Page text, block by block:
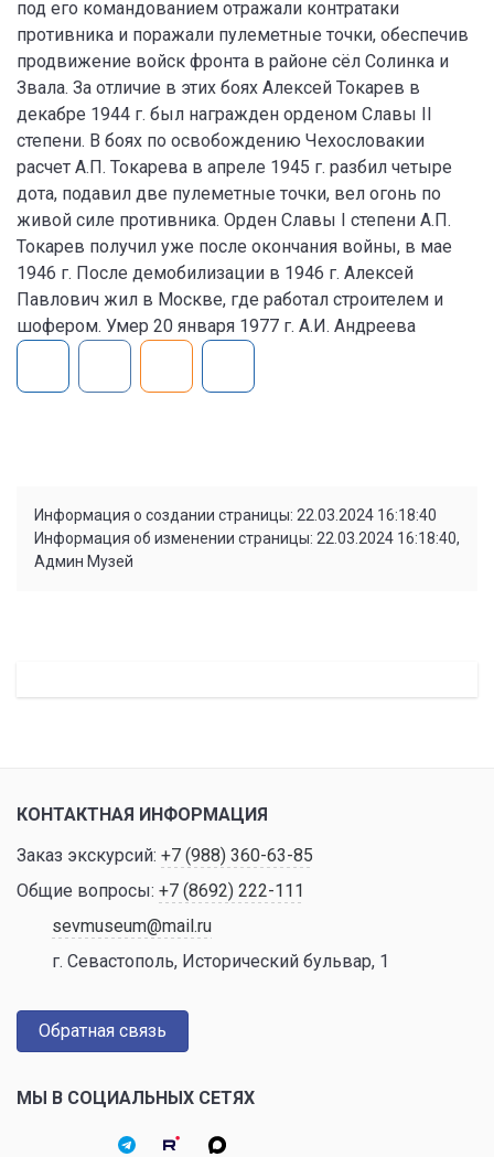
под его командованием отражали контратаки
противника и поражали пулеметные точки, обеспечив
продвижение войск фронта в районе сёл Солинка и
Звала. За отличие в этих боях Алексей Токарев в
декабре 1944 г. был награжден орденом Славы II
степени. В боях по освобождению Чехословакии
расчет А.П. Токарева в апреле 1945 г. разбил четыре
дота, подавил две пулеметные точки, вел огонь по
живой силе противника. Орден Славы I степени А.П.
Токарев получил уже после окончания войны, в мае
1946 г. После демобилизации в 1946 г. Алексей
Павлович жил в Москве, где работал строителем и
шофером. Умер 20 января 1977 г. А.И. Андреева
Информация о создании страницы: 22.03.2024 16:18:40
Информация об изменении страницы: 22.03.2024 16:18:40,
Админ Музей
КОНТАКТНАЯ ИНФОРМАЦИЯ
Заказ экскурсий: +7 (988) 360-63-85
Общие вопросы: +7 (8692) 222-111
sevmuseum@mail.ru
г. Севастополь, Исторический бульвар, 1
Обратная связь
МЫ В СОЦИАЛЬНЫХ СЕТЯХ